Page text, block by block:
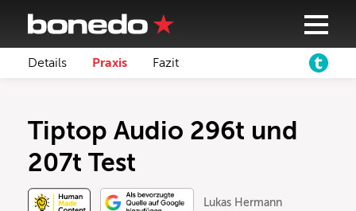
Details Praxis Fazit
Tiptop Audio 296t und
207t Test
Lukas Hermann